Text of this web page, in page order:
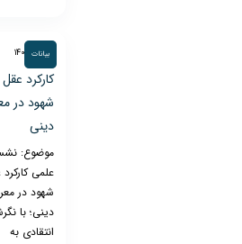
بیانات۳ مهر ۱۴۰۳
کارکرد
شهود در
دینی
موضوع:
علمی
شهود در
دینی؛ با
انتقادی به